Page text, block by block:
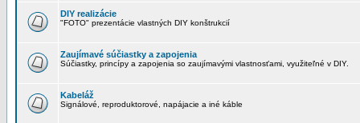
DIY realizácie
"FOTO" prezentácie vlastných DIY konštrukcií
Zaujímavé súčiastky a zapojenia
Súčiastky, princípy a zapojenia so zaujímavými vlastnosťami, využiteľné v DIY.
Kabeláž
Signálové, reproduktorové, napájacie a iné káble